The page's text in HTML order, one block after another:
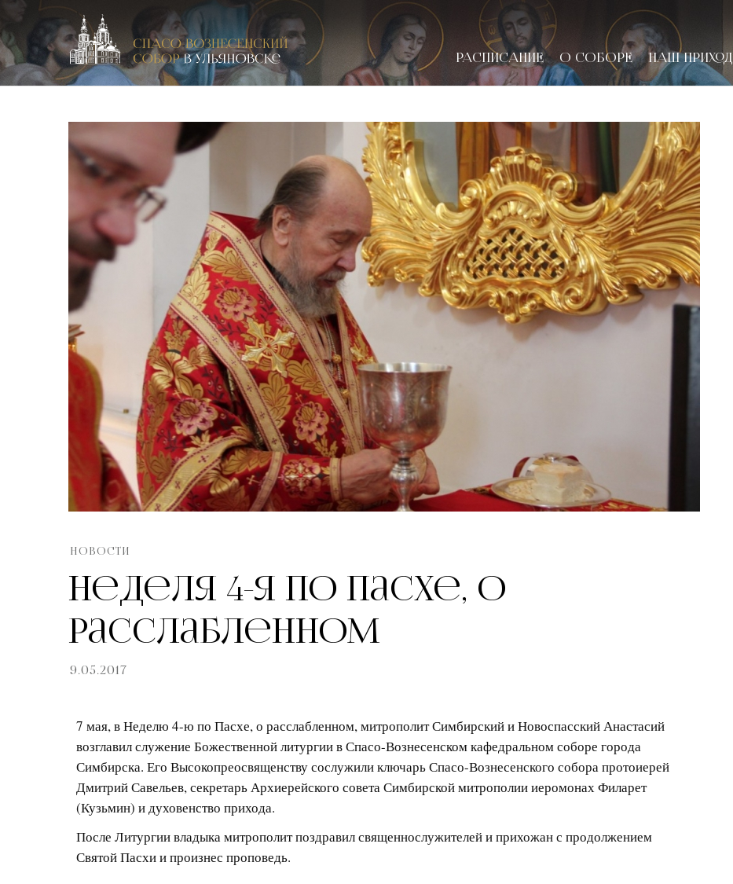
Спасо-Вознесенский кафедральный собор в Ульяновске
РАСПИСАНИЕ О СОБОРЕ НАШ ПРИХОД
НОВОСТИ
Неделя 4-я по Пасхе, о
расслабленном
9.05.2017
7 мая, в Неделю 4-ю по Пасхе, о расслабленном, митрополит Симбирский и Новоспасский Анастасий
возглавил служение Божественной литургии в Спасо-Вознесенском кафедральном соборе города
Симбирска. Его Высокопреосвященству сослужили ключарь Спасо-Вознесенского собора протоиерей
Дмитрий Савельев, секретарь Архиерейского совета Симбирской митрополии иеромонах Филарет
(Кузьмин) и духовенство прихода.
После Литургии владыка митрополит поздравил священнослужителей и прихожан с продолжением
Святой Пасхи и произнес проповедь.